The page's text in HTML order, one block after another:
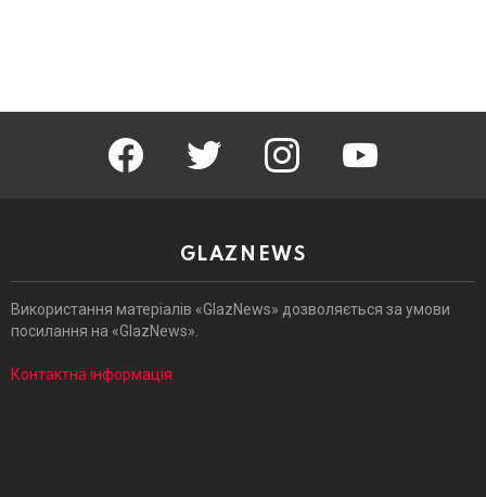
facebook twitter instagram
GLAZNEWS
Використання матеріалів «GlazNews» дозволяється за умови
посилання на «GlazNews».
Контактна інформація